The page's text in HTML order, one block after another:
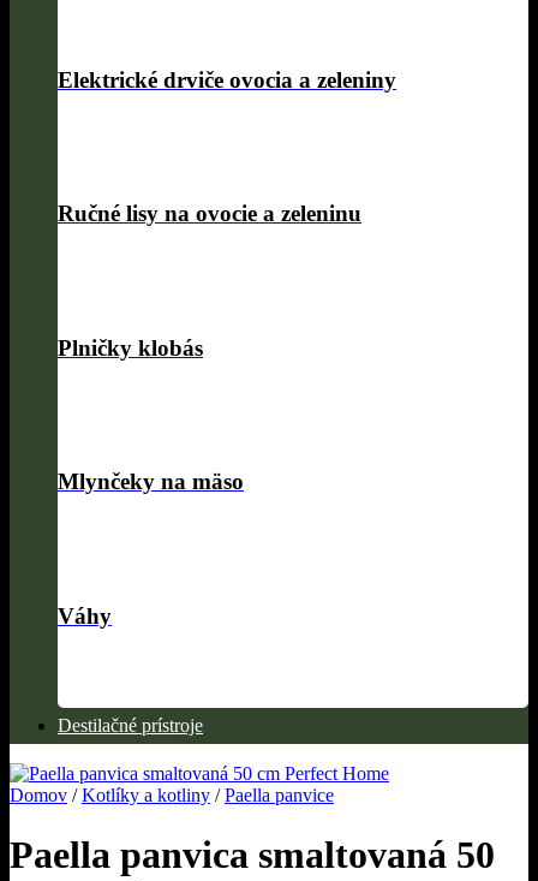
Elektrické drviče ovocia a zeleniny
Ručné lisy na ovocie a zeleninu
Plničky klobás
Mlynčeky na mäso
Váhy
Destilačné prístroje
Domov / Kotlíky a kotliny / Paella panvice
Paella panvica smaltovaná 50